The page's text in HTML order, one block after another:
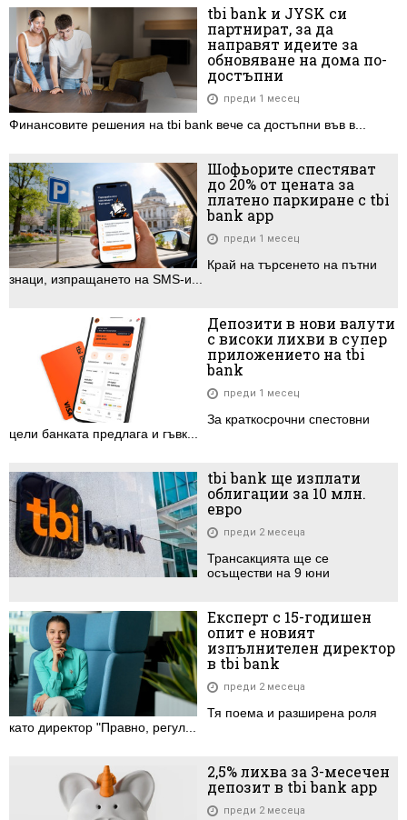
tbi bank и JYSK си
партнират, за да
направят идеите за
обновяване на дома по-
достъпни
преди 1 месец
Финансовите решения на tbi bank вече са достъпни във в...
Шофьорите спестяват
до 20% от цената за
платено паркиране с tbi
bank app
преди 1 месец
Край на търсенето на пътни
знаци, изпращането на SMS-и...
Депозити в нови валути
с високи лихви в супер
приложението на tbi
bank
преди 1 месец
За краткосрочни спестовни
цели банката предлага и гъвк...
tbi bank ще изплати
облигации за 10 млн.
евро
преди 2 месеца
Трансакцията ще се
осъществи на 9 юни
Експерт с 15-годишен
опит e новият
изпълнителен директор
в tbi bank
преди 2 месеца
Тя поема и разширена роля
като директор "Правнo, регул...
2,5% лихва за 3-месечен
депозит в tbi bank app
преди 2 месеца